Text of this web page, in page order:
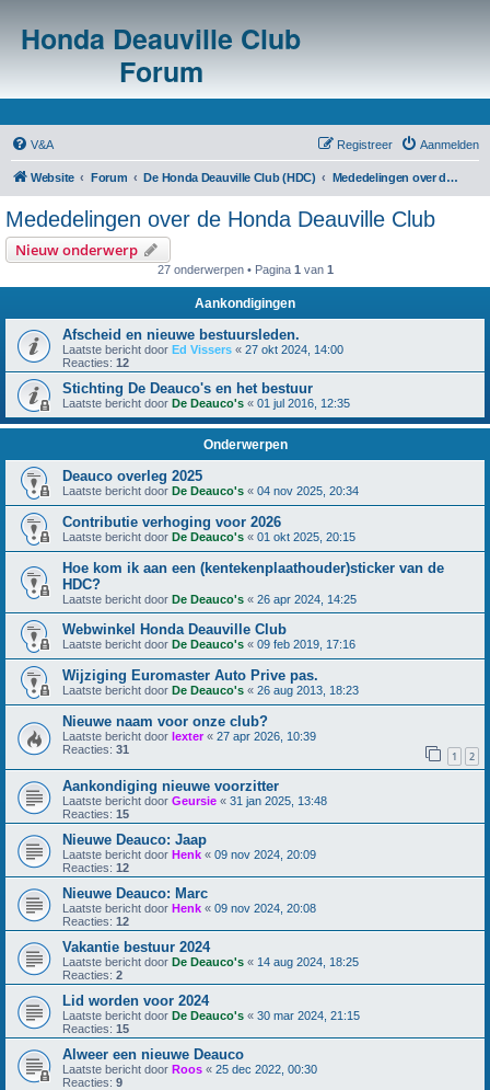
Honda Deauville Club
Forum
V&A Aanmelden
Registreer
Website Forum De Honda Deauville Club (HDC) Mededelingen over de Honda Deauville Club
Mededelingen over de Honda Deauville Club
Nieuw onderwerp
27 onderwerpen • Pagina 1 van 1
Aankondigingen
Afscheid en nieuwe bestuursleden.
Laatste bericht door Ed Vissers « 27 okt 2024, 14:00
Reacties: 12
Stichting De Deauco's en het bestuur
Laatste bericht door De Deauco's « 01 jul 2016, 12:35
Onderwerpen
Deauco overleg 2025
Laatste bericht door De Deauco's « 04 nov 2025, 20:34
Contributie verhoging voor 2026
Laatste bericht door De Deauco's « 01 okt 2025, 20:15
Hoe kom ik aan een (kentekenplaathouder)sticker van de
HDC?
Laatste bericht door De Deauco's « 26 apr 2024, 14:25
Webwinkel Honda Deauville Club
Laatste bericht door De Deauco's « 09 feb 2019, 17:16
Wijziging Euromaster Auto Prive pas.
Laatste bericht door De Deauco's « 26 aug 2013, 18:23
Nieuwe naam voor onze club?
Laatste bericht door lexter« 27 apr 2026, 10:39
Reacties: 31 1 2
Aankondiging nieuwe voorzitter
Laatste bericht door Geursie « 31 jan 2025, 13:48
Reacties: 15
Nieuwe Deauco: Jaap
Laatste bericht door Henk « 09 nov 2024, 20:09
Reacties: 12
Nieuwe Deauco: Marc
Laatste bericht door Henk « 09 nov 2024, 20:08
Reacties: 12
Vakantie bestuur 2024
Laatste bericht door De Deauco's « 14 aug 2024, 18:25
Reacties: 2
Lid worden voor 2024
Laatste bericht door De Deauco's « 30 mar 2024, 21:15
Reacties: 15
Alweer een nieuwe Deauco
Laatste bericht door Roos « 25 dec 2022, 00:30
Reacties: 9